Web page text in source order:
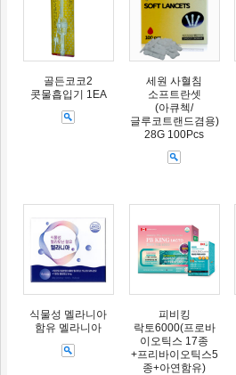
골든코코2
콧물흡입기 1EA
세원 사혈침
소프트란셋
(아큐첵/
글루코트랜드겸용)
28G 100Pcs
식물성 멜라니아
함유 멜라니아
피비킹
락토6000(프로바
이오틱스 17종
+프리바이오틱스5
종+아연함유)